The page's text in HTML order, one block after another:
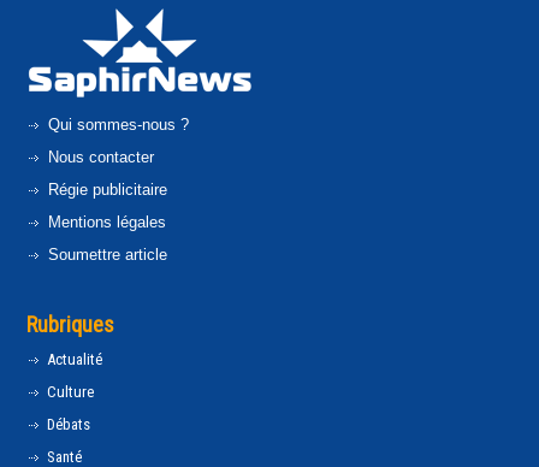
Qui sommes-nous ?
Nous contacter
Régie publicitaire
Mentions légales
Soumettre article
Rubriques
Actualité
Culture
Débats
Santé